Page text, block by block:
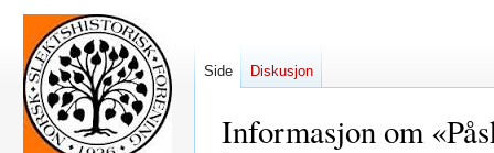
Informasjon om
Side Diskusjon